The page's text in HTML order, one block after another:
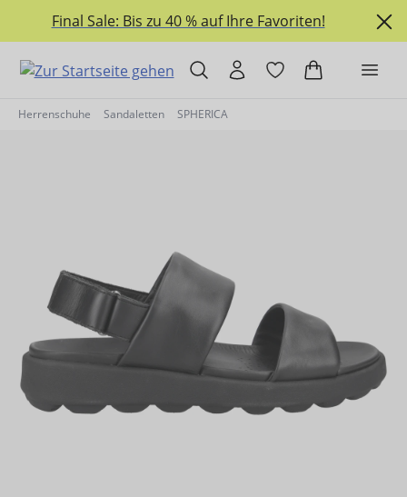
springen
Final Sale: Bis zu 40 % auf Ihre Favoriten!
Herrenschuhe Sandaletten SPHERICA